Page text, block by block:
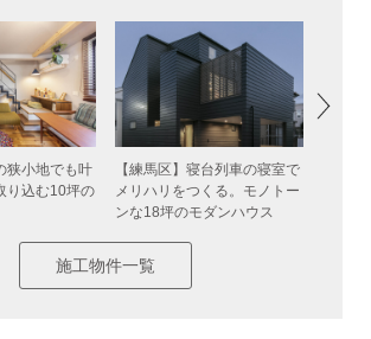
狭小地でも叶
り込む10坪の
【練馬区】寝台列車の寝室で
メリハリをつくる。モノトー
ンな18坪のモダンハウス
施工物件一覧